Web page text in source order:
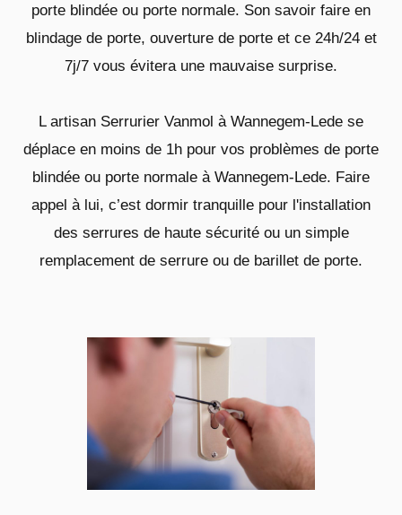
porte blindée ou porte normale. Son savoir faire en
blindage de porte, ouverture de porte et ce 24h/24 et
7j/7 vous évitera une mauvaise surprise.
L artisan Serrurier Vanmol à Wannegem-Lede se
déplace en moins de 1h pour vos problèmes de porte
blindée ou porte normale à Wannegem-Lede. Faire
appel à lui, c’est dormir tranquille pour l'installation
des serrures de haute sécurité ou un simple
remplacement de serrure ou de barillet de porte.